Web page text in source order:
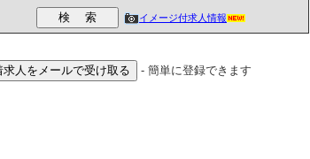
イメージ付求人情報
- 簡単に登録できます